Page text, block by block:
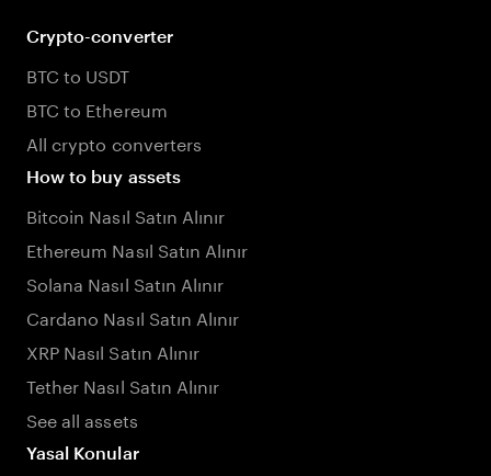
Crypto-converter
BTC to USDT
BTC to Ethereum
All crypto converters
How to buy assets
Bitcoin Nasıl Satın Alınır
Ethereum Nasıl Satın Alınır
Solana Nasıl Satın Alınır
Cardano Nasıl Satın Alınır
XRP Nasıl Satın Alınır
Tether Nasıl Satın Alınır
See all assets
Yasal Konular